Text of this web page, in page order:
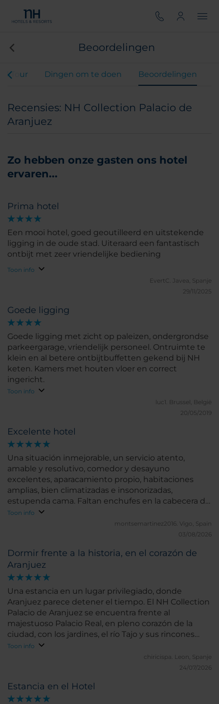
Beoordelingen
Tour Dingen om te doen Beoordelingen
Recensies: NH Collection Palacio de
Aranjuez
Zo hebben onze gasten ons hotel
ervaren...
Prima hotel
Een mooi hotel, goed geoutilleerd en uitstekende
ligging in de oude stad. Uiteraard een fantastisch
ontbijt met zeer vriendelijke bediening
Toon info
EvertC. Javea, Spanje
29/11/2025
Goede ligging
Goede ligging met zicht op paleizen, ondergrondse
parkeergarage, vriendelijk personeel. Ontruimte te
klein en al betere ontbijtbuffetten gekend bij NH
keten. Kamers met houten vloer en correct
ingericht.
Toon info
luc1. Brussel, België
20/05/2019
Excelente hotel
Una situación inmejorable, un servicio atento,
amable y resolutivo, comedor y desayuno
excelentes, aparacamiento propio, habitaciones
amplias, bien climatizadas e insonorizadas,
estupenda cama. Faltan enchufes en la cabecera de
la cama y la distribución del baño es muy mejorable
Toon info
montsemartinez2016. Vigo, Spain
03/08/2026
Dormir frente a la historia, en el corazón de
Aranjuez
Una estancia en un lugar privilegiado, donde
Aranjuez parece detener el tiempo. El NH Collection
Palacio de Aranjuez se encuentra frente al
majestuoso Palacio Real, en pleno corazón de la
ciudad, con los jardines, el río Tajo y sus rincones
más emblemáticos a pocos pasos. Salir del hotel es
comenzar a pasear entre historia, fuentes, árboles
centenarios y calles llenas de vida. Además, en los
donde disfrutar de la gastronomía local. El desayuno
tipo buffet es completo, variado y perfecto para
Toon info
chiricispa. Leon, Spanje
24/07/2026
Estancia en el Hotel